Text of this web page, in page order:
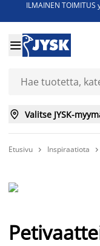
ILMAINEN

 Valitse JYSK-
Etusivu  Inspiraatiota 